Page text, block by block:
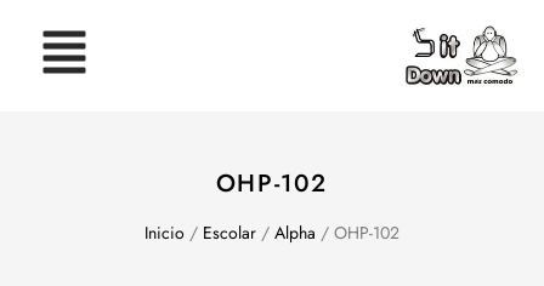
OHP-102
Inicio / Escolar / Alpha / OHP-102